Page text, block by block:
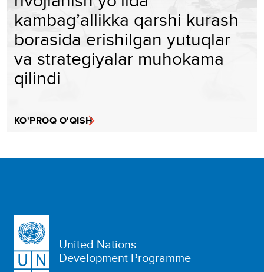
kambag’allikka qarshi kurash
borasida erishilgan yutuqlar
va strategiyalar muhokama
qilindi
KO'PROQ O'QISH
United Nations
Development Programme